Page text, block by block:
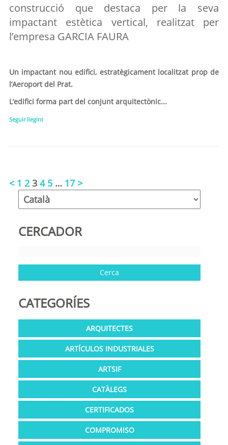
construcció que destaca per la seva
impactant estètica vertical, realitzat per
l’empresa GARCIA FAURA
Un impactant nou edifici, estratègicament localitzat prop de
l’Aeroport del Prat.
L’edifici forma part del conjunt arquitectònic...
Seguir llegint
< 1 2 3 4 5 … 17 >
CERCADOR
CATEGORÍES
ARQUITECTES
ARTÍCULOS INDUSTRIALES
ARTSIF
CATÀLEGS
CERTIFICADOS
COMPROMISO